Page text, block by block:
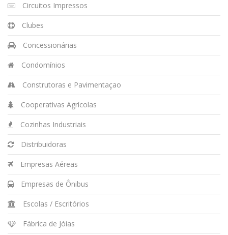
Circuitos Impressos
Clubes
Concessionárias
Condomínios
Construtoras e Pavimentaçao
Cooperativas Agrícolas
Cozinhas Industriais
Distribuidoras
Empresas Aéreas
Empresas de Ônibus
Escolas / Escritórios
Fábrica de Jóias